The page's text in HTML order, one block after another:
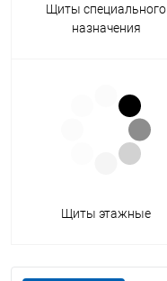
Щиты специального
назначения
Щиты этажные